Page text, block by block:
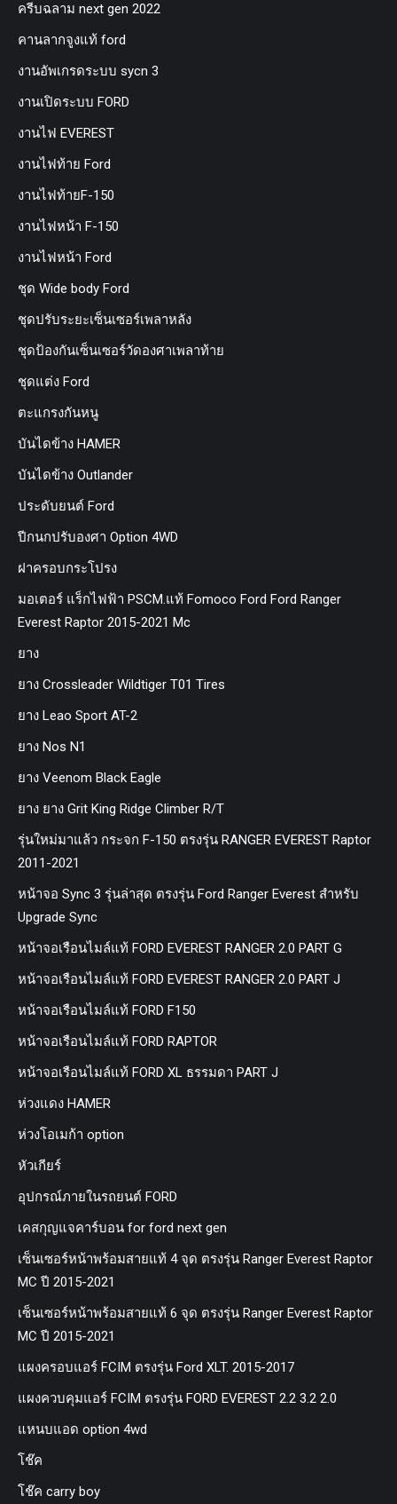
ครีบฉลาม next gen 2022
คานลากจูงแท้ ford
งานอัพเกรดระบบ sycn 3
งานเปิดระบบ FORD
งานไฟ EVEREST
งานไฟท้าย Ford
งานไฟท้ายF-150
งานไฟหน้า F-150
งานไฟหน้า Ford
ชุด Wide body Ford
ชุดปรับระยะเซ็นเซอร์เพลาหลัง
ชุดป้องกันเซ็นเซอร์วัดองศาเพลาท้าย
ชุดแต่ง Ford
ตะแกรงกันหนู
บันไดข้าง HAMER
บันไดข้าง Outlander
ประดับยนต์ Ford
ปีกนกปรับองศา Option 4WD
ฝาครอบกระโปรง
มอเตอร์ แร็กไฟฟ้า PSCM.แท้ Fomoco Ford Ford Ranger
Everest Raptor 2015-2021 Mc
ยาง
ยาง Crossleader Wildtiger T01 Tires
ยาง Leao Sport AT-2
ยาง Nos N1
ยาง Veenom Black Eagle
ยาง ยาง Grit King Ridge Climber R/T
รุ่นใหม่มาแล้ว กระจก F-150 ตรงรุ่น RANGER EVEREST Raptor
2011-2021
หน้าจอ Sync 3 รุ่นล่าสุด ตรงรุ่น Ford Ranger Everest สำหรับ
Upgrade Sync
หน้าจอเรือนไมล์แท้ FORD EVEREST RANGER 2.0 PART G
หน้าจอเรือนไมล์แท้ FORD EVEREST RANGER 2.0 PART J
หน้าจอเรือนไมล์แท้ FORD F150
หน้าจอเรือนไมล์แท้ FORD RAPTOR
หน้าจอเรือนไมล์แท้ FORD XL ธรรมดา PART J
ห่วงแดง HAMER
ห่วงโอเมก้า option
หัวเกียร์
อุปกรณ์ภายในรถยนต์ FORD
เคสกุญแจคาร์บอน for ford next gen
เซ็นเซอร์หน้าพร้อมสายแท้ 4 จุด ตรงรุ่น Ranger Everest Raptor
MC ปี 2015-2021
เซ็นเซอร์หน้าพร้อมสายแท้ 6 จุด ตรงรุ่น Ranger Everest Raptor
MC ปี 2015-2021
แผงครอบแอร์ FCIM ตรงรุ่น Ford XLT. 2015-2017
แผงควบคุมแอร์ FCIM ตรงรุ่น FORD EVEREST 2.2 3.2 2.0
แหนบแอด option 4wd
โช๊ค
โช๊ค carry boy